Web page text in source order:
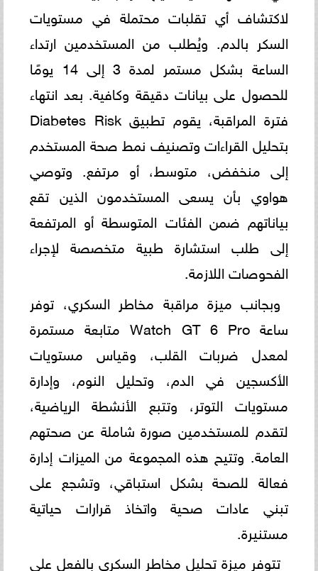
لاكتشاف أي تقلبات محتملة في مستويات
السكر بالدم. ويُطلب من المستخدمين ارتداء
الساعة بشكل مستمر لمدة 3 إلى 14 يومًا
للحصول على بيانات دقيقة وكافية. بعد انتهاء
فترة المراقبة، يقوم تطبيق Diabetes Risk
بتحليل القراءات وتصنيف نمط صحة المستخدم
إلى منخفض، متوسط، أو مرتفع. وتوصي
هواوي بأن يسعى المستخدمون الذين تقع
بياناتهم ضمن الفئات المتوسطة أو المرتفعة
إلى طلب استشارة طبية متخصصة لإجراء
الفحوصات اللازمة.
وبجانب ميزة مراقبة مخاطر السكري، توفر
ساعة Watch GT 6 Pro متابعة مستمرة
لمعدل ضربات القلب، وقياس مستويات
الأكسجين في الدم، وتحليل النوم، وإدارة
مستويات التوتر، وتتبع الأنشطة الرياضية،
لتقدم للمستخدمين صورة شاملة عن صحتهم
العامة. وتتيح هذه المجموعة من الميزات إدارة
فعالة للصحة بشكل استباقي، وتشجع على
تبني عادات صحية واتخاذ قرارات حياتية
مستنيرة.
تتوفر ميزة تحليل مخاطر السكري بالفعل على